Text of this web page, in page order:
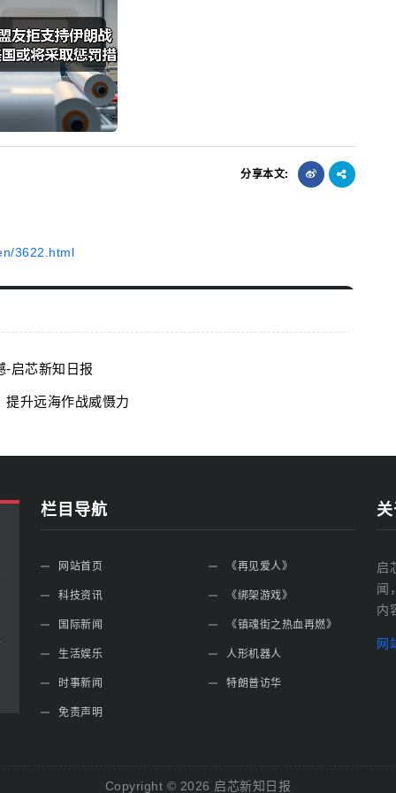
分享本文:
3622.html
-启芯新知日报
提升远海作战威慑力
栏目导航
网站首页
科技资讯
国际新闻
生活娱乐
时事新闻
免责声明
《再见爱人》
《绑架游戏》
《镇魂街之热血再燃》
人形机器人
特朗普访华
启
闻
内
网
Copyright © 2026 启芯新知日报